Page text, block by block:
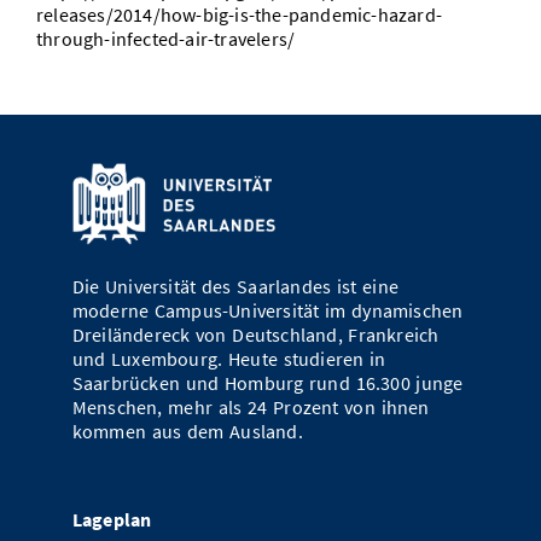
Vom Studium in den Beruf
Study Scheduler
Bibliothek
Start-ups
IT-Themenabend
Ranking
Preise, Auszeichnungen und Förderungen
SIC Podcast
Anfahrt
Alumni
releases/2014/how-big-is-the-pandemic-hazard-
through-infected-air-travelers/
Die Universität des Saarlandes ist eine
moderne Campus-Universität im dynamischen
Dreiländereck von Deutschland, Frankreich
und Luxembourg. Heute studieren in
Saarbrücken und Homburg rund 16.300 junge
Menschen, mehr als 24 Prozent von ihnen
kommen aus dem Ausland.
Lageplan